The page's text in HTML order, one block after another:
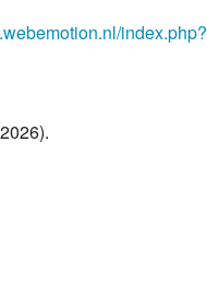
index.php?